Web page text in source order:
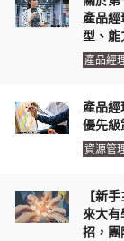
產品
型、能
產品經
產品
優先
資源管
【新
來大
招，團